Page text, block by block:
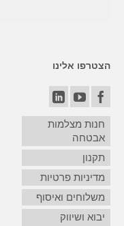
הצטרפו אלינו
חנות מצלמות
אבטחה
תקנון
מדיניות פרטיות
משלוחים ואיסוף
יבוא ושיווק